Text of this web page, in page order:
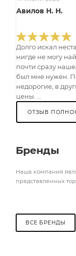
Авилов Н. Н.
Долго искал
нигде не могу
почти сразу
был мне нужен.
недорогие, в
цены. ...
ОТЗЫВ
Бренды
Наша компания
представленных
ВСЕ БРЕНДЫ